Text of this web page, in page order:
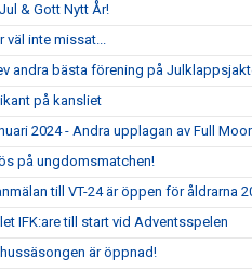
& Gott Nytt År!
väl inte missat...
andra bästa förening på
på kansliet
2024 - Andra upplagan av Full
på ungdomsmatchen!
till VT-24 är öppen för åldrarna
IFK:are till start vid Adventsspelen
är öppnad!